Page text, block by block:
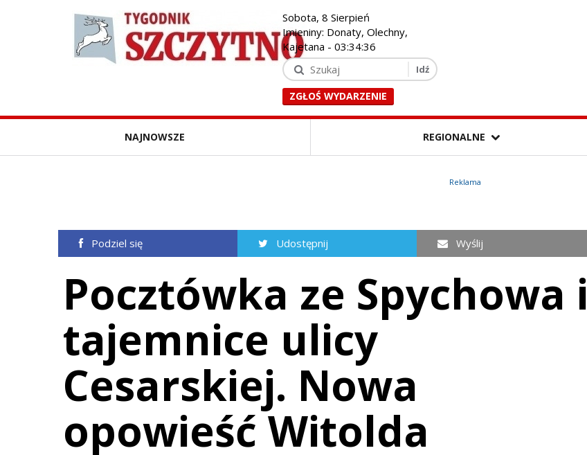
Sobota, 8 Sierpień
Imieniny: Donaty, Olechny,
Kajetana -03:34:37
ZGŁOŚ WYDARZENIE
NAJNOWSZE REGIONALNE
Reklama
Podziel się Udostępnij Wyślij
Pocztówka ze Spychowa i
tajemnice ulicy
Cesarskiej. Nowa
opowieść Witolda